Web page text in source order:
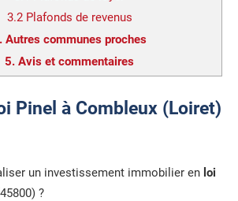
3.2 Plafonds de revenus
Autres communes proches
5. Avis et commentaires
Pinel à Combleux (Loiret)
un investissement immobilier en loi
?